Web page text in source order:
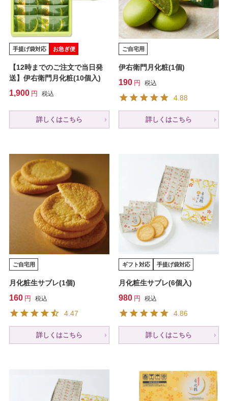
手提げ袋対応 お急ぎ便
【12時までのご注文で当日発
送】伊右衛門月化粧(10個入)
1,900 税込
詳しくはこちら
ご自宅用
伊右衛門月化粧(1個)
190 税込
4.88
詳しくはこちら
ご自宅用
月化粧生サブレ(1個)
160 税込
4.47
詳しくはこちら
ギフト対応 手提げ袋対応
月化粧生サブレ(6個入)
980 税込
4.86
詳しくはこちら